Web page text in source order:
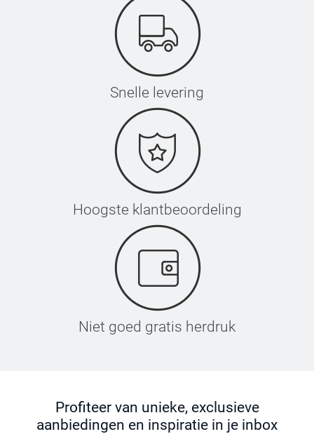
Snelle levering
Hoogste klantbeoordeling
Niet goed gratis herdruk
Profiteer van unieke, exclusieve
aanbiedingen en inspiratie in je inbox